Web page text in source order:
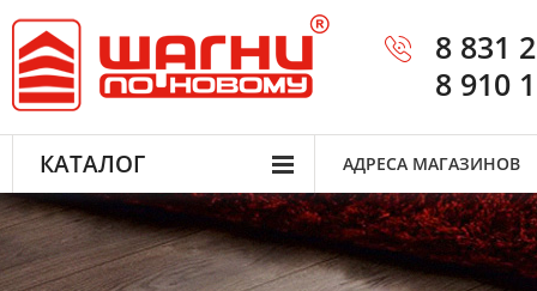
8 831
8 910
КАТАЛОГ АДРЕСА МАГАЗИНОВ